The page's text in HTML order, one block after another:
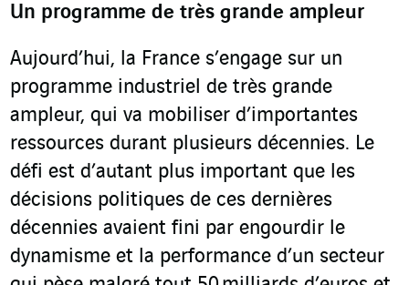
Un programme de très grande ampleur
Aujourd’hui, la France s’engage sur un
programme industriel de très grande
ampleur, qui va mobiliser d’importantes
ressources durant plusieurs décennies. Le
défi est d’autant plus important que les
décisions politiques de ces dernières
décennies avaient fini par engourdir le
dynamisme et la performance d’un secteur